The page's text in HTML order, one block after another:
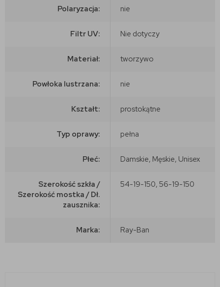
Polaryzacja: nie
Filtr UV: Nie dotyczy
Materiał: tworzywo
Powłoka lustrzana: nie
Kształt: prostokątne
Typ oprawy: pełna
Płeć: Damskie, Męskie, Unisex
Szerokość szkła /
Szerokość mostka / Dł.
zausznika:
54-19-150, 56-19-150
Marka: Ray-Ban